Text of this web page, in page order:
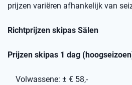
prijzen variëren afhankelijk van
Richtprijzen skipas Sälen
Prijzen skipas 1 dag
Volwassene: ± € 58,-